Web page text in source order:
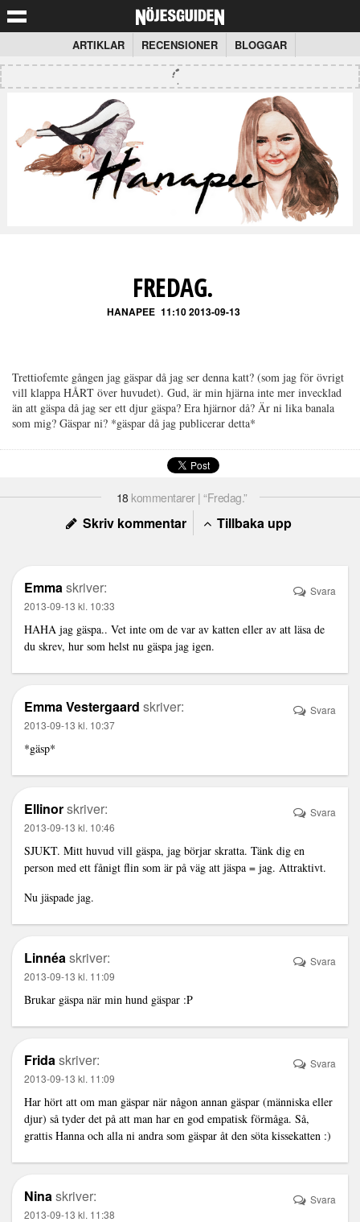
ARTIKLAR RECENSIONER BLOGGAR
FREDAG.
HANAPEE 11:10 2013-09-13
Trettiofemte gången jag gäspar då jag ser denna katt? (som jag för övrigt
vill klappa HÅRT över huvudet). Gud, är min hjärna inte mer invecklad
än att gäspa då jag ser ett djur gäspa? Era hjärnor då? Är ni lika banala
som mig? Gäspar ni? *gäspar då jag publicerar detta*
18 kommentarer | “Fredag.”
Skriv kommentar Tillbaka upp
Emmaskriver:
2013-09-13 kl. 10:33
HAHA jag gäspa.. Vet inte om de var av katten eller av att läsa de
du skrev, hur som helst nu gäspa jag igen.
Svara
Emma Vestergaard skriver:
2013-09-13 kl. 10:37
*gäsp*
Svara
Ellinorskriver:
2013-09-13 kl. 10:46
SJUKT. Mitt huvud vill gäspa, jag börjar skratta. Tänk dig en
person med ett fånigt flin som är på väg att jäspa = jag. Attraktivt.
Nu jäspade jag.
Svara
Linnéaskriver:
2013-09-13 kl. 11:09
Brukar gäspa när min hund gäspar :P
Svara
Fridaskriver:
2013-09-13 kl. 11:09
Har hört att om man gäspar när någon annan gäspar (människa eller
djur) så tyder det på att man har en god empatisk förmåga. Så,
grattis Hanna och alla ni andra som gäspar åt den söta kissekatten :)
Svara
Ninaskriver:
2013-09-13 kl. 11:38
Svara